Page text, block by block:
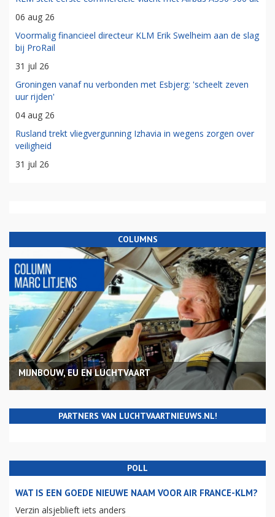
06 aug 26
Voormalig financieel directeur KLM Erik Swelheim aan de slag
bij ProRail
31 jul 26
Groningen vanaf nu verbonden met Esbjerg: 'scheelt zeven
uur rijden'
04 aug 26
Rusland trekt vliegvergunning Izhavia in wegens zorgen over
veiligheid
31 jul 26
COLUMNS
MIJNBOUW, EU EN LUCHTVAART
PARTNERS VAN LUCHTVAARTNIEUWS.NL!
POLL
WAT IS EEN GOEDE NIEUWE NAAM VOOR AIR FRANCE-KLM?
Verzin alsjeblieft iets anders